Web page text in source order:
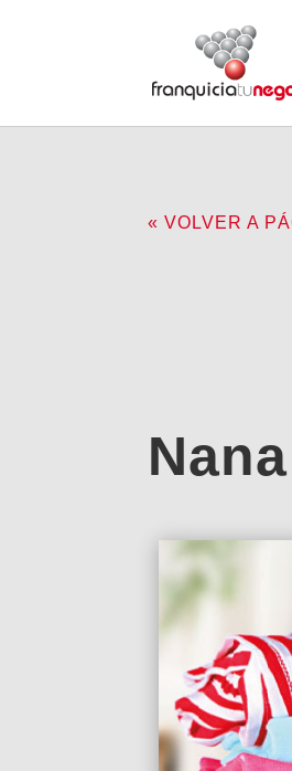
« VOLVER A